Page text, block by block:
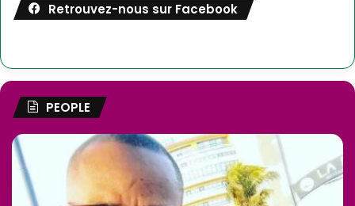
Retrouvez-nous sur Facebook
PEOPLE